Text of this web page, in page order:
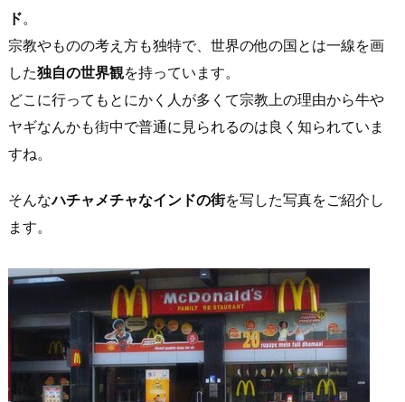
ド。
宗教やものの考え方も独特で、世界の他の国とは一線を画
した独自の世界観を持っています。
どこに行ってもとにかく人が多くて宗教上の理由から牛や
ヤギなんかも街中で普通に見られるのは良く知られていま
すね。
そんなハチャメチャなインドの街を写した写真をご紹介し
ます。